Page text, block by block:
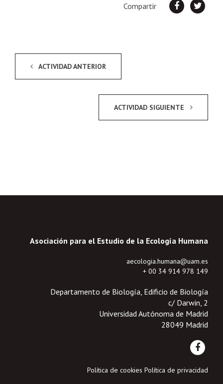
Compartir
ACTIVIDAD ANTERIOR
ACTIVIDAD SIGUIENTE
Asociación para el Estudio de la Ecología Humana
aecologia.humana@uam.es
+ 00 34 914 978 149
Departamento de Biología, Edificio de Biología
c/ Darwin, 2
Universidad Autónoma de Madrid
28049 Madrid
Política de cookies Política de privacidad